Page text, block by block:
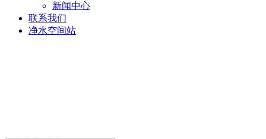
新闻中心
联系我们
净水空间站